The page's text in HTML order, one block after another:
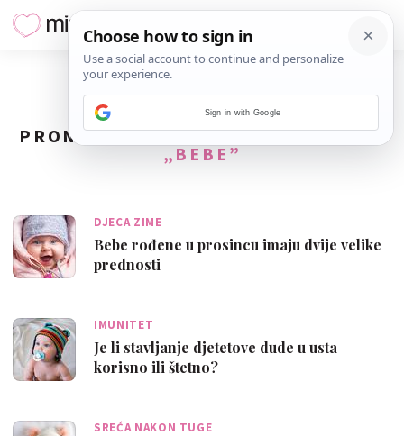
PRONAĐENO114REZULTATA ZA TAG
„BEBE”
DJECA ZIME
Bebe rođene u prosincu imaju dvije velike
prednosti
IMUNITET
Je li stavljanje djetetove dude u usta
korisno ili štetno?
SREĆA NAKON TUGE
Sign in with Google